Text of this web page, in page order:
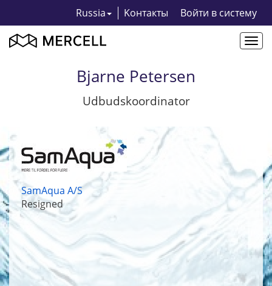
Russia Kонтакты Bойти в систему
Bjarne Petersen
Udbudskoordinator
SamAqua A/S
Resigned